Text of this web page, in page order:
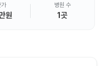
가
원
병원 수
1곳